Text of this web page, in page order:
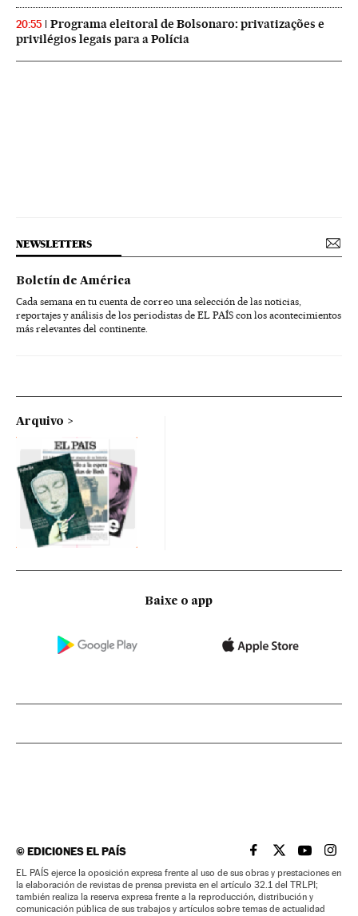
20:55
Programa eleitoral de Bolsonaro: privatizações e
privilégios legais para a Polícia
NEWSLETTERS
Boletín de América
Cada semana en tu cuenta de correo una selección de las noticias,
reportajes y análisis de los periodistas de EL PAÍS con los acontecimientos
más relevantes del continente.
Arquivo
Baixe o app
©EDICIONES EL PAÍS EL PAÍS BRASIL EN
EL PAÍSEL PAÍS
EL
EL PAÍS ejerce la oposición expresa frente al uso de sus obras y prestaciones en
la elaboración de revistas de prensa prevista en el artículo 32.1 del TRLPI;
también realiza la reserva expresa frente a la reproducción, distribución y
comunicación pública de sus trabajos y artículos sobre temas de actualidad